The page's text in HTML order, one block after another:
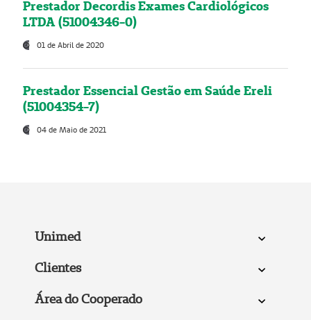
Prestador Decordis Exames Cardiológicos
LTDA (51004346-0)
01 de Abril de 2020
Prestador Essencial Gestão em Saúde Ereli
(51004354-7)
04 de Maio de 2021
Unimed
Clientes
Área do Cooperado